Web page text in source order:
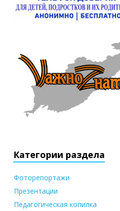
Категории раздела
Фоторепортажи
Презентации
Педагогическая копилка